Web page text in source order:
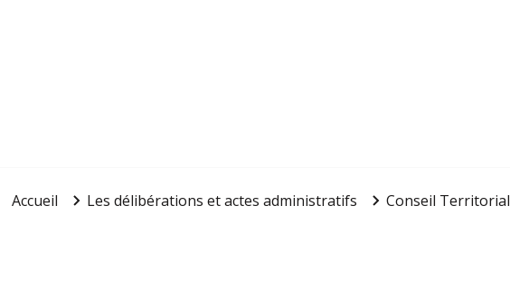
Accueil Les délibérations et actes administratifs Conseil Territorial